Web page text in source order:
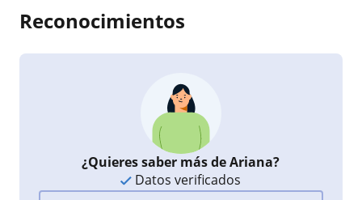
Reconocimientos
¿Quieres saber más de Ariana?
Datos verificados